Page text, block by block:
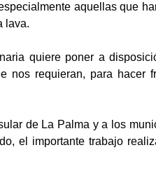
aquellas que
lava.
quiere poner a
nos requieran, para hacer
de La Palma y a los
el importante trabajo